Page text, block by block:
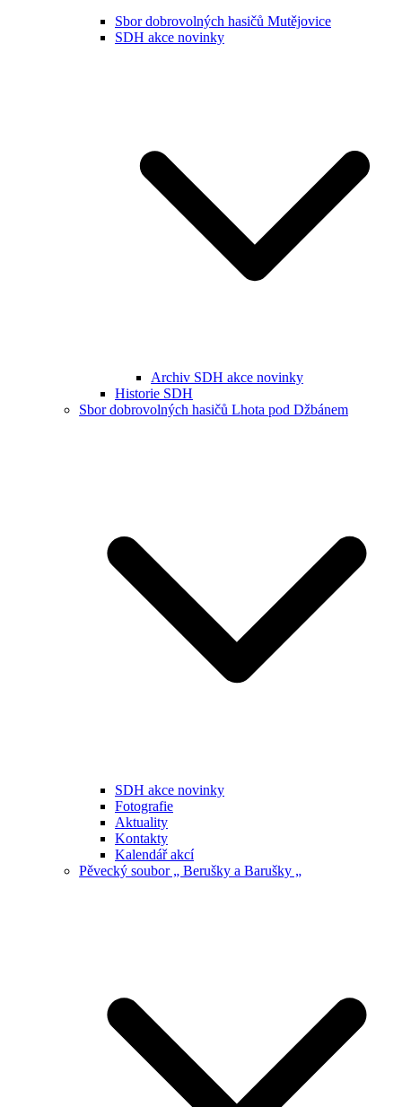
Sbor dobrovolných hasičů Mutějovice
SDH akce novinky
Archiv SDH akce novinky
Historie SDH
Sbor dobrovolných hasičů Lhota pod Džbánem
SDH akce novinky
Fotografie
Aktuality
Kontakty
Kalendář akcí
Pěvecký soubor „ Berušky a Barušky „